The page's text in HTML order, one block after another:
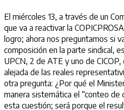
El miércoles 13, a través de un
que va a reactivar la
logro; ahora nos preguntamos si
composición en la parte sindical,
UPCN, 2 de ATE y uno de
alejada de las reales
otra pregunta: ¿Por qué el
manera sistemática el “conteo de
esta cuestión; será porque el